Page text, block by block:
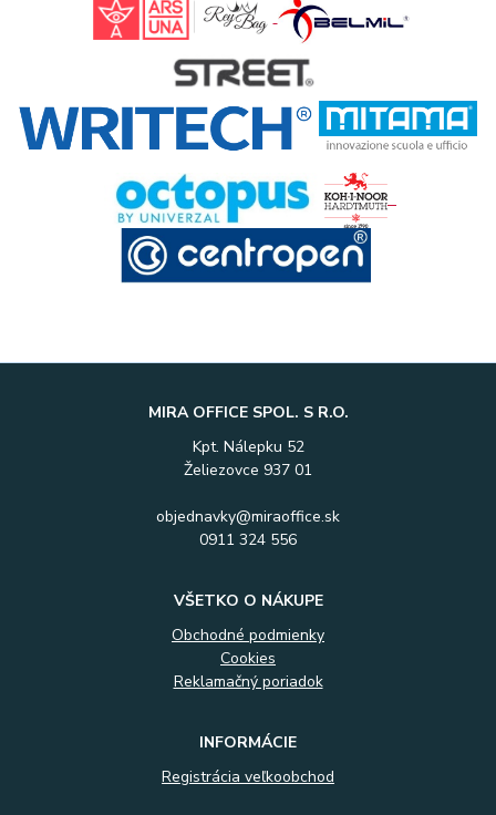
MIRA OFFICE SPOL. S R.O.
Kpt. Nálepku 52
Želiezovce 937 01
objednavky@miraoffice.sk
0911 324 556
VŠETKO O NÁKUPE
Obchodné podmienky
Cookies
Reklamačný poriadok
INFORMÁCIE
Registrácia veľkoobchod